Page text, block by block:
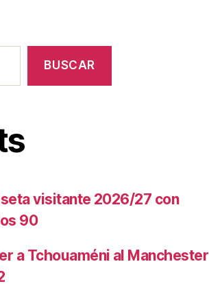
BUSCAR
visitante 2026/27 con
90
a Tchouaméni al Manchester